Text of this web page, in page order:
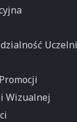
Uczelni
Wizualnej